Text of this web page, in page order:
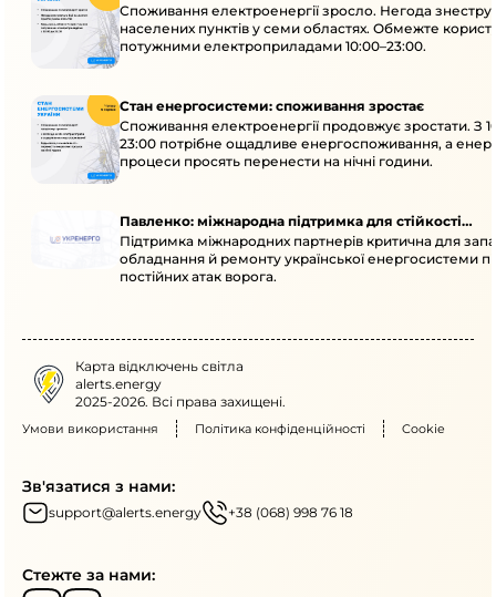
Споживання електроенергії зросло. Негода
населених пунктів у семи областях. Обмежте
потужними електроприладами 10:00–23:00.
Стан енергосистеми: споживання зростає
Споживання електроенергії продовжує зростати. З
23:00 потрібне ощадливе енергоспоживання, а
процеси просять перенести на нічні години.
Павленко: міжнародна підтримка для стійкості
енергосистеми
Підтримка міжнародних партнерів критична для
обладнання й ремонту української енергосистеми
постійних атак ворога.
Карта відключень світла
alerts.energy
2025-2026. Всі права захищені.
Умови використання Політика конфіденційності Cookie
Зв'язатися з нами:
support@alerts.energy +38 (068) 998 76 18
Стежте за нами: